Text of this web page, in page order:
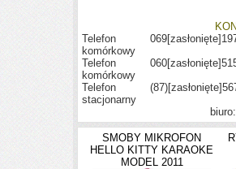
Telefon
komórkowy
069[zasłonięte]
Telefon
komórkowy
060[zasłonięte]
Telefon
stacjonarny
(87)[zasłonięte]
biuro:
SMOBY MIKROFON
HELLO KITTY KARAOKE
MODEL 2011